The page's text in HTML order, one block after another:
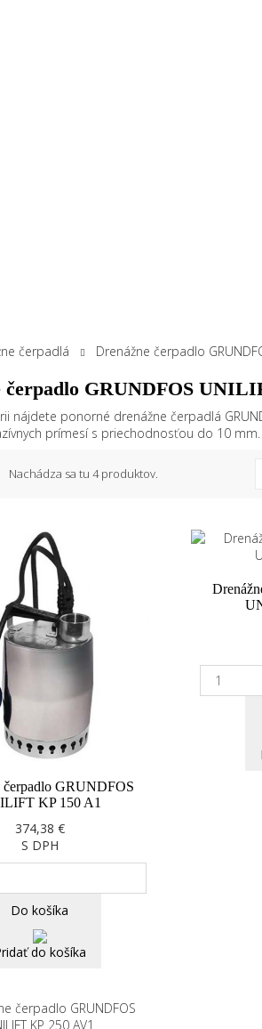
čerpadlá Drenážne čerpadlo
čerpadlo GRUNDFOS
nájdete ponorné drenážne čerpadlá
prímesí s priechodnosťou do 10 mm.
Nachádza sa tu 4 produktov.
čerpadlo GRUNDFOS
KP 150 A1
374,38 €
S DPH
Do košíka
do košíka